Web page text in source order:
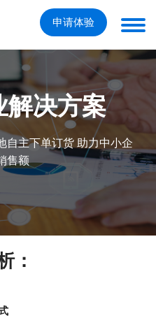
申请体验
解决方案
自主下单订货 助力中小企
售额
：